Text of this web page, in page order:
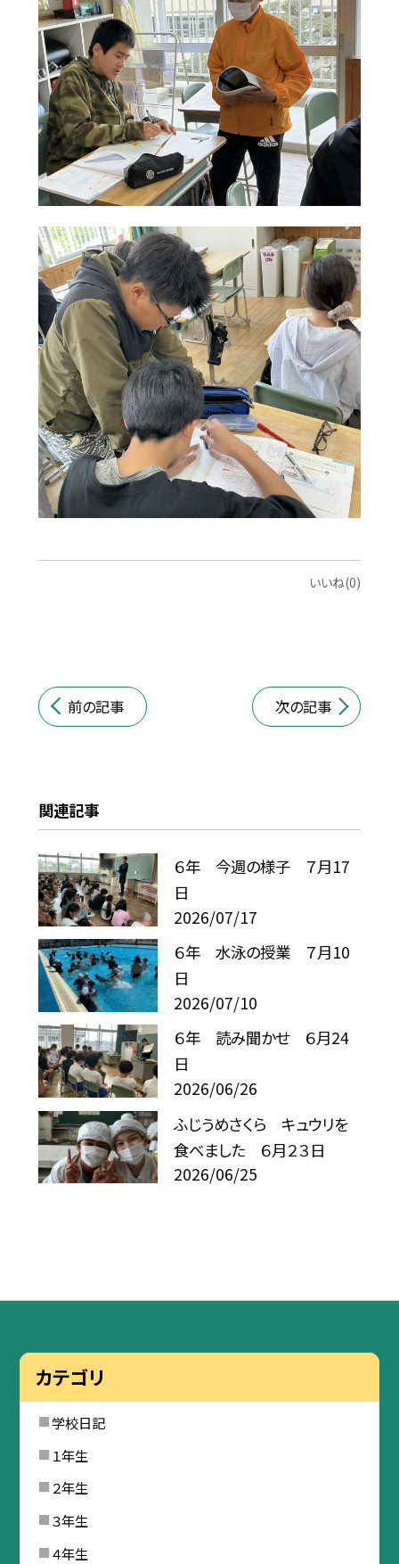
いいね(0)
前の記事 次の記事
関連記事
６年 今週の様子 ７月17
日
2026/07/17
６年 水泳の授業 ７月10
日
2026/07/10
６年 読み聞かせ ６月24
日
2026/06/26
ふじうめさくら キュウリを
食べました ６月２３日
2026/06/25
カテゴリ
学校日記
１年生
２年生
３年生
４年生